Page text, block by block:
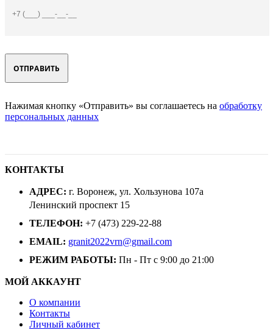
Нажимая кнопку «Отправить» вы соглашаетесь на обработку
персональных данных
КОНТАКТЫ
АДРЕС: г. Воронеж, ул. Хользунова 107а
Ленинский проспект 15
ТЕЛЕФОН: +7 (473) 229-22-88
EMAIL: granit2022vrn@gmail.com
РЕЖИМ РАБОТЫ: Пн - Пт с 9:00 до 21:00
МОЙ АККАУНТ
О компании
Контакты
Личный кабинет